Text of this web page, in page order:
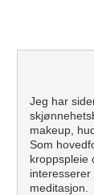
Jeg har
makeup,
Som
kroppspleie
meditasjon.